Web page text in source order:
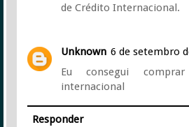
de Crédito Internacional.
Unknown 6 de setembro
Eu consegui
internacional
Responder